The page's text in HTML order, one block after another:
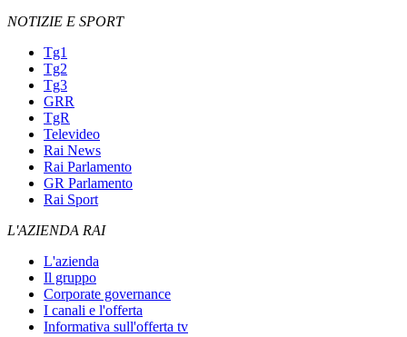
NOTIZIE E SPORT
Tg1
Tg2
Tg3
GRR
TgR
Televideo
Rai News
Rai Parlamento
GR Parlamento
Rai Sport
L'AZIENDA RAI
L'azienda
Il gruppo
Corporate governance
I canali e l'offerta
Informativa sull'offerta tv